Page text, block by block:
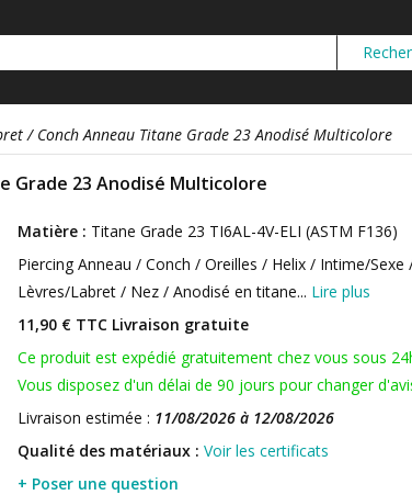
/ Conch Anneau Titane Grade 23 Anodisé Multicolore
Grade 23 Anodisé Multicolore
Matière : Titane Grade 23 TI6AL-4V-ELI (ASTM F136)
Piercing Anneau / Conch / Oreilles / Helix / Intime/
Lèvres/Labret / Nez / Anodisé en titane... Lire plus
11,90 € TTC Livraison gratuite
Ce produit est expédié gratuitement chez vous sous
Vous disposez d'un délai de 90 jours pour changer
Livraison estimée : 11/08/2026 à 12/08/2026
Qualité des matériaux : Voir les certificats
+ Poser une question